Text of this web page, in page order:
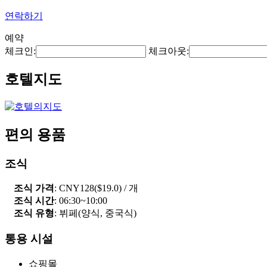
연락하기
예약
체크인:
체크아웃:
호텔지도
편의 용품
조식
조식 가격: CNY128($19.0) / 개
조식 시간: 06:30~10:00
조식 유형: 뷔페(양식, 중국식)
통용 시설
쇼핑몰